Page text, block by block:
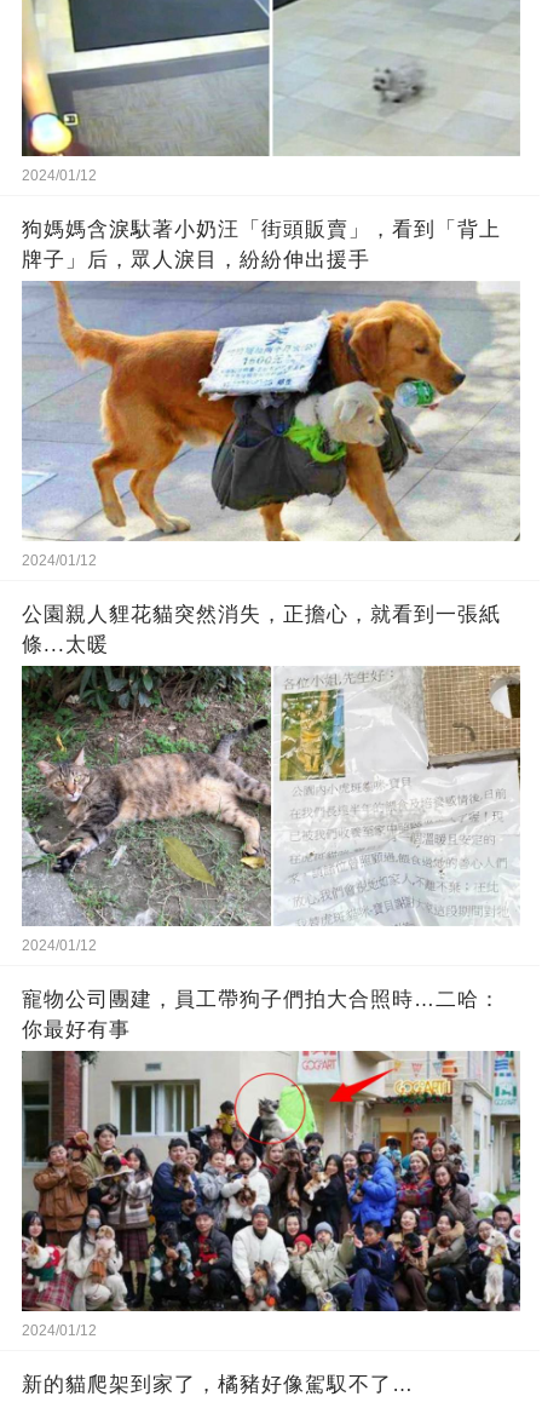
2024/01/12
狗媽媽含淚馱著小奶汪「街頭販賣」，看到「背上
牌子」后，眾人淚目，紛紛伸出援手
2024/01/12
公園親人貍花貓突然消失，正擔心，就看到一張紙
條...太暖
2024/01/12
寵物公司團建，員工帶狗子們拍大合照時…二哈：
你最好有事
2024/01/12
新的貓爬架到家了，橘豬好像駕馭不了…